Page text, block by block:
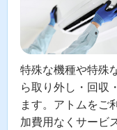
特殊な機種や特殊
ら取り外し・回収
ます。アトムをご
加費用なくサービ